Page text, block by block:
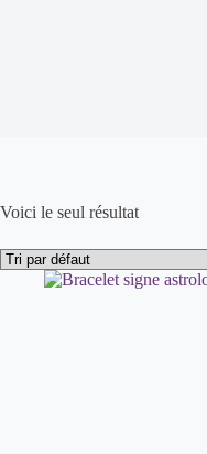
Voici le seul résultat